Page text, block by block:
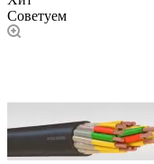
Советуем